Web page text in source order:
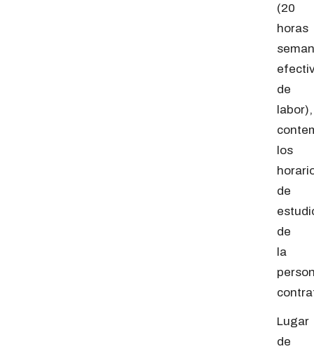
(20
horas
de
labor),
los
de
de
la
Lugar
de